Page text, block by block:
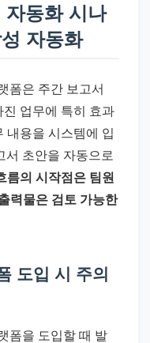
동화 시나
자동화
폼은 주간 보고서
업무에 특히 효과
내용을 시스템에 입
서 초안을 자동으로
름의 시작점은 팀원
력물은 검토 가능한
도입 시 주의
폼을 도입할 때 발